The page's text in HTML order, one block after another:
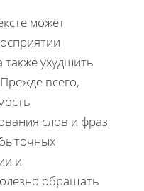
может
ухудшить
всего,
слов и фраз,
и
обращать